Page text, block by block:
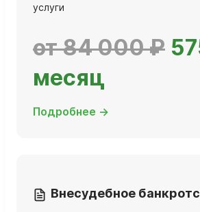
услуги
от 84 000 ₽
месяц
Подробнее →
Внесудебное